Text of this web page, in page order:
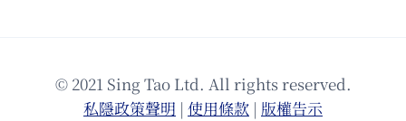
© 2021 Sing Tao Ltd. All rights reserved.
私隱政策聲明 | 使⽤條款 | 版權告⽰